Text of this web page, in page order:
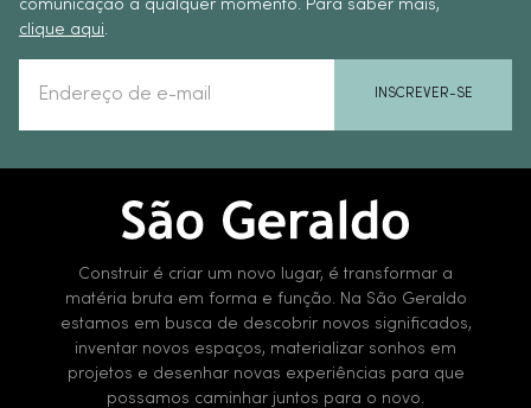
comunicação a qualquer momento. Para saber mais,
clique aqui
INSCREVER-SE
Construir é criar um novo lugar, é transformar a
matéria bruta em forma e função. Na São Geraldo
estamos em busca de descobrir novos significados,
inventar novos espaços, materializar sonhos em
projetos e desenhar novas experiências para que
possamos caminhar juntos para o novo.